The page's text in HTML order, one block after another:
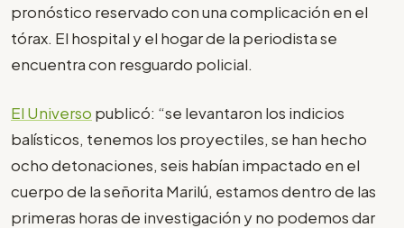
pronóstico reservado con una complicación en el
tórax. El hospital y el hogar de la periodista se
encuentra con resguardo policial.
El Universo publicó: “se levantaron los indicios
balísticos, tenemos los proyectiles, se han hecho
ocho detonaciones, seis habían impactado en el
cuerpo de la señorita Marilú, estamos dentro de las
primeras horas de investigación y no podemos dar